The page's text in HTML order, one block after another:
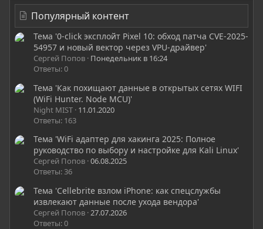
Популярный контент
Тема '0-click эксплойт Pixel 10: обход патча CVE-2025-
54957 и новый вектор через VPU-драйвер'
Сергей Попов Понедельник в 16:24
Ответы: 0
Тема 'Как похищают данные в открытых сетях WIFI
(WiFi Hunter. Node MCU)'
Night MIST 11.01.2020
Ответы: 163
Тема 'WiFi адаптер для хакинга 2025: Полное
руководство по выбору и настройке для Kali Linux'
Сергей Попов 06.08.2025
Ответы: 36
Тема 'Cellebrite взлом iPhone: как спецслужбы
извлекают данные после ухода вендора'
Сергей Попов 27.07.2026
Ответы: 0